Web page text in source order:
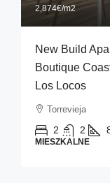
2,874€/m2
New Build
Boutique
Los Locos
Torrevieja
2 2
MIESZKALNE